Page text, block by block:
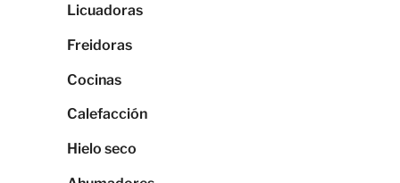
Licuadoras
Freidoras
Cocinas
Calefacción
Hielo seco